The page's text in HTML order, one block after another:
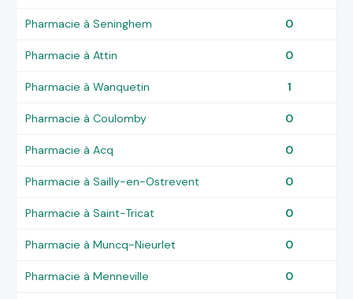
Pharmacie à Seninghem 0
Pharmacie à Attin 0
Pharmacie à Wanquetin 1
Pharmacie à Coulomby 0
Pharmacie à Acq 0
Pharmacie à Sailly-en-Ostrevent 0
Pharmacie à Saint-Tricat 0
Pharmacie à Muncq-Nieurlet 0
Pharmacie à Menneville 0